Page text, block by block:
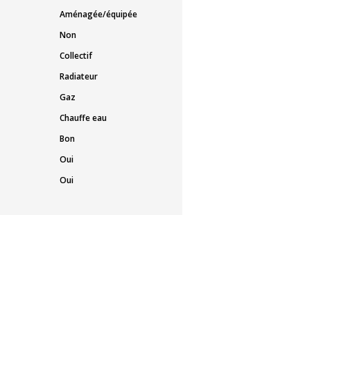
Aménagée/équipée
Non
Collectif
Radiateur
Gaz
Chauffe eau
Bon
Oui
Oui